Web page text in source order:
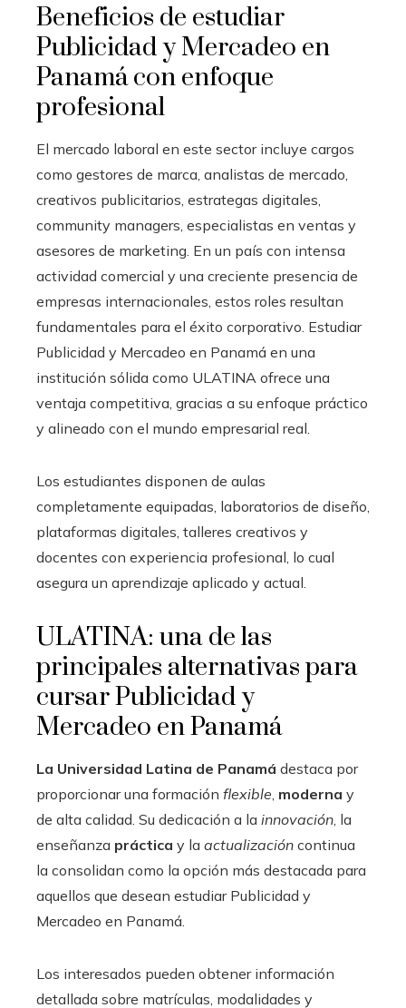
Beneficios de estudiar
Publicidad y Mercadeo en
Panamá con enfoque
profesional
El mercado laboral en este sector incluye cargos
como gestores de marca, analistas de mercado,
creativos publicitarios, estrategas digitales,
community managers, especialistas en ventas y
asesores de marketing. En un país con intensa
actividad comercial y una creciente presencia de
empresas internacionales, estos roles resultan
fundamentales para el éxito corporativo. Estudiar
Publicidad y Mercadeo en Panamá en una
institución sólida como ULATINA ofrece una
ventaja competitiva, gracias a su enfoque práctico
y alineado con el mundo empresarial real.
Los estudiantes disponen de aulas
completamente equipadas, laboratorios de diseño,
plataformas digitales, talleres creativos y
docentes con experiencia profesional, lo cual
asegura un aprendizaje aplicado y actual.
ULATINA: una de las
principales alternativas para
cursar Publicidad y
Mercadeo en Panamá
La Universidad Latina de Panamá destaca por
proporcionar una formación flexible moderna y
de alta calidad. Su dedicación a la innovación , la
enseñanza práctica y la actualización continua
la consolidan como la opción más destacada para
aquellos que desean estudiar Publicidad y
Mercadeo en Panamá.
Los interesados pueden obtener información
detallada sobre matrículas, modalidades y